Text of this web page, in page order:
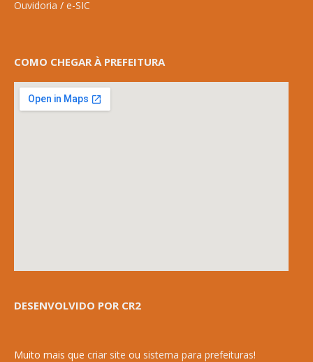
Ouvidoria / e-SIC
COMO CHEGAR À PREFEITURA
DESENVOLVIDO POR CR2
Muito mais que criar site ou sistema para prefeituras!